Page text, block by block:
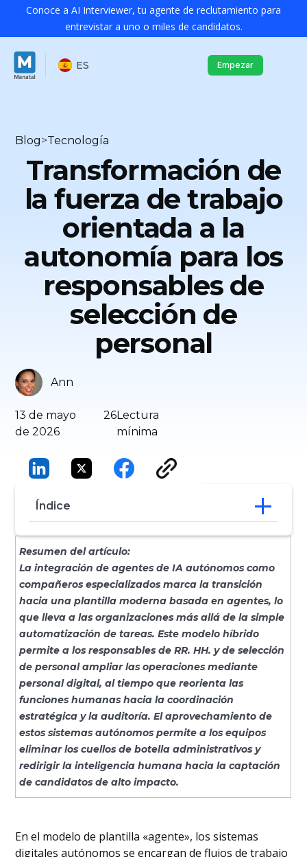
Conoce a AI Interviewer, tu agente de reclutamiento para
entrevistar a uno o miles de candidatos.
ES Empezar
Blog>Tecnología
Transformación de
la fuerza de trabajo
orientada a la
autonomía para los
responsables de
selección de
personal
13 de mayo
de 2026
26Lectura
mínima
Ann
Índice
¿Qué es una plantilla proactiva?
IA agentiva
Herramientas de Agentic para
reclutadores
Herramientas de gestión del personal
para profesionales de RR. HH.
Conclusión
Preguntas frecuentes
Resumen del artículo:
La integración de agentes de IA autónomos como
compañeros especializados marca la transición
hacia una plantilla moderna basada en agentes, lo
que lleva a las organizaciones más allá de la simple
automatización de tareas. Este modelo híbrido
permite a los responsables de RR. HH. y de selección
de personal ampliar las operaciones mediante
personal digital, al tiempo que reorienta las
funciones humanas hacia la coordinación
estratégica y la auditoría. El aprovechamiento de
estos sistemas autónomos permite a los equipos
eliminar los cuellos de botella administrativos y
redirigir la inteligencia humana hacia la captación
de candidatos de alto impacto.
En el modelo de plantilla «agente», los sistemas
digitales autónomos se encargan de flujos de trabajo